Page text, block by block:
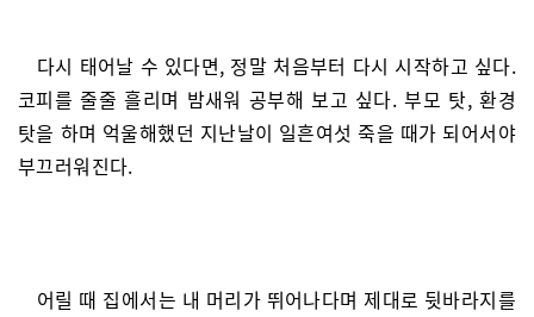
다시 태어날 수 있다면, 정말 처음부터 다시 시작하고 싶다.
코피를 줄줄 흘리며 밤새워 공부해 보고 싶다. 부모 탓, 환경
탓을 하며 억울해했던 지난날이 일흔여섯 죽을 때가 되어서야
부끄러워진다.
어릴 때 집에서는 내 머리가 뛰어나다며 제대로 뒷바라지를